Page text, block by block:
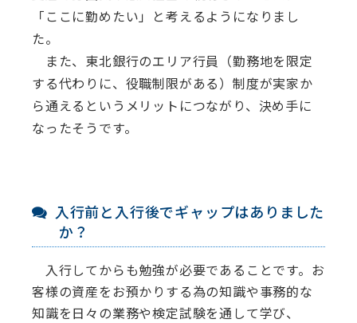
「ここに勤めたい」と考えるようになりまし
た。
また、東北銀行のエリア行員（勤務地を限定
する代わりに、役職制限がある）制度が実家か
ら通えるというメリットにつながり、決め手に
なったそうです。
入行前と入行後でギャップはありました
か？
入行してからも勉強が必要であることです。お
客様の資産をお預かりする為の知識や事務的な
知識を日々の業務や検定試験を通して学び、